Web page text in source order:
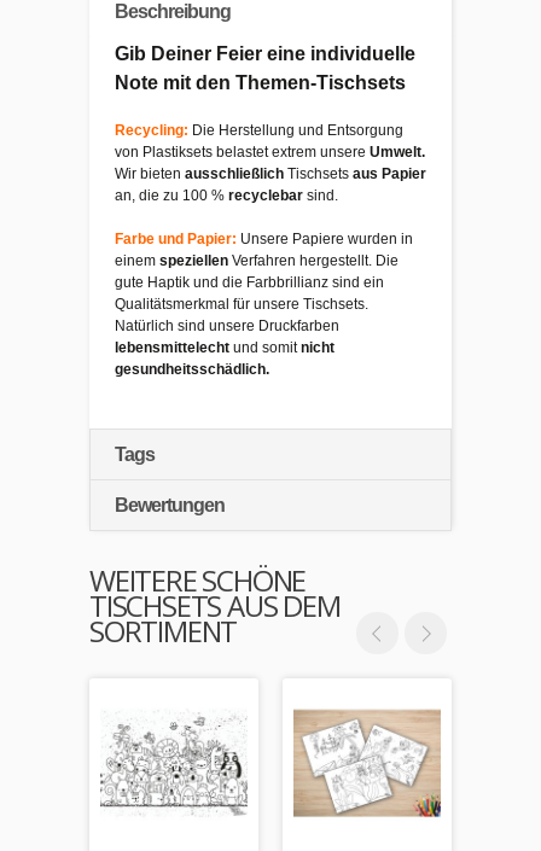
Beschreibung
Gib Deiner Feier eine individuelle
Note mit den Themen-Tischsets
Recycling: Die Herstellung und Entsorgung
von Plastiksets belastet extrem unsere Umwelt.
Wir bieten ausschließlich Tischsets aus Papier
an, die zu 100 % recyclebar sind.
Farbe und Papier: Unsere Papiere wurden in
einem speziellen Verfahren hergestellt. Die
gute Haptik und die Farbbrillianz sind ein
Qualitätsmerkmal für unsere Tischsets.
Natürlich sind unsere Druckfarben
lebensmittelecht und somitnicht
gesundheitsschädlich.
Tags
Bewertungen
WEITERE SCHÖNE
TISCHSETS AUS DEM
SORTIMENT